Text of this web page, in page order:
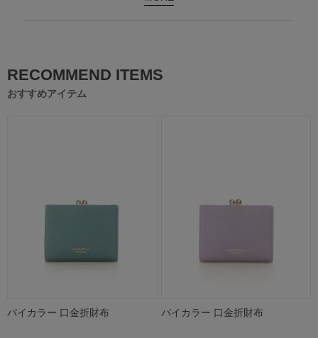
RECOMMEND ITEMS
おすすめアイテム
バイカラー 口金折財布 バイカラー 口金折財布